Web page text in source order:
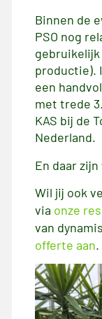
Binnen de
PSO nog
productie).
een
met trede
KAS bij de
Nederland.
En daar
Wil jij ook
via onze
van
offerte aan.